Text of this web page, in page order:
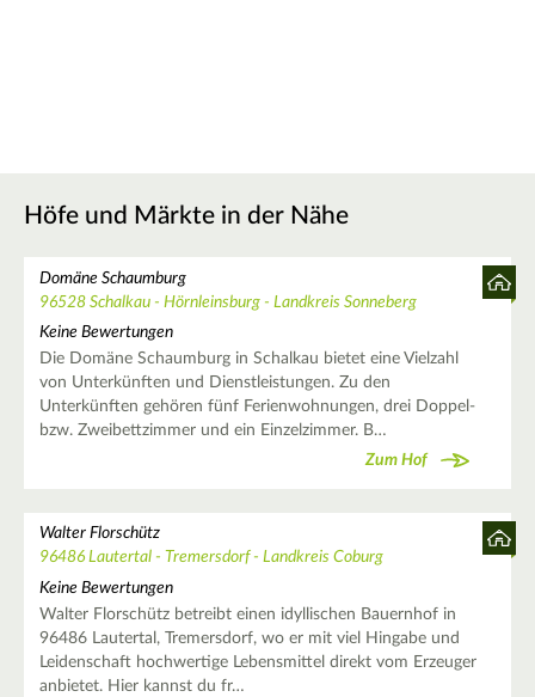
Höfe und Märkte in der Nähe
Domäne Schaumburg
96528 Schalkau - Hörnleinsburg - Landkreis Sonneberg
Keine Bewertungen
Die Domäne Schaumburg in Schalkau bietet eine Vielzahl
von Unterkünften und Dienstleistungen. Zu den
Unterkünften gehören fünf Ferienwohnungen, drei Doppel-
bzw. Zweibettzimmer und ein Einzelzimmer. B…
Zum Hof
Walter Florschütz
96486 Lautertal - Tremersdorf - Landkreis Coburg
Keine Bewertungen
Walter Florschütz betreibt einen idyllischen Bauernhof in
96486 Lautertal, Tremersdorf, wo er mit viel Hingabe und
Leidenschaft hochwertige Lebensmittel direkt vom Erzeuger
anbietet. Hier kannst du fr…